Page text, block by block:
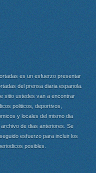
es un esfuerzo presentar
del prensa diaria espanola.
sitio ustedes van a encontrar
politicos, deportivos,
y locales del mismo dia
de dias anteriores. Se
esfuerzo para incluir los
posibles.